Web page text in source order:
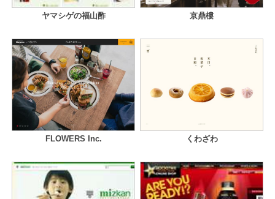
ヤマシゲの福山酢 京鼎樓
FLOWERS Inc. くわざわ